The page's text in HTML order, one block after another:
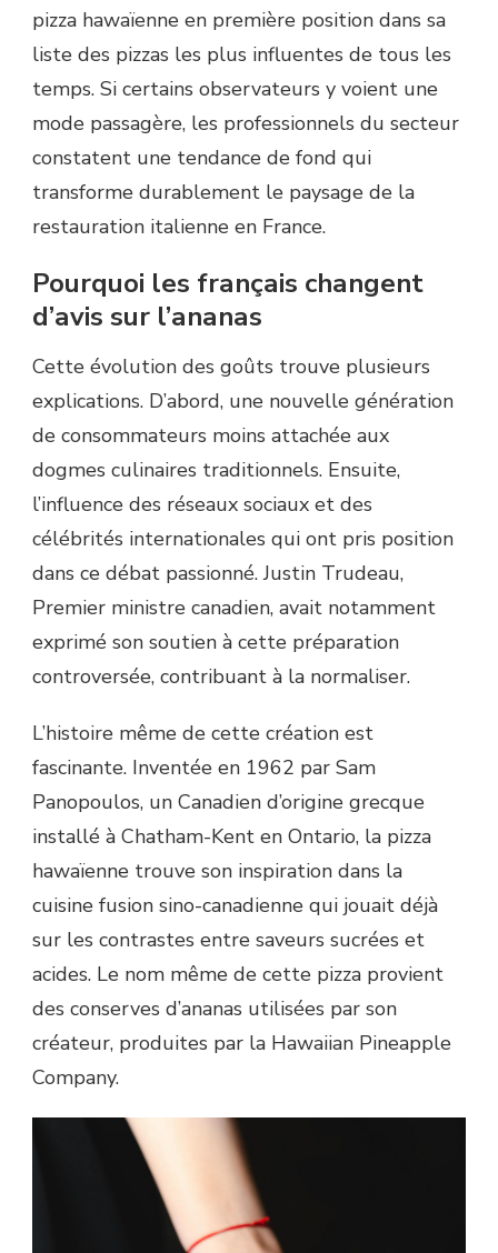
pizza hawaïenne en première position dans sa
liste des pizzas les plus influentes de tous les
temps. Si certains observateurs y voient une
mode passagère, les professionnels du secteur
constatent une tendance de fond qui
transforme durablement le paysage de la
restauration italienne en France.
Pourquoi les français changent
d’avis sur l’ananas
Cette évolution des goûts trouve plusieurs
explications. D’abord, une nouvelle génération
de consommateurs moins attachée aux
dogmes culinaires traditionnels. Ensuite,
l’influence des réseaux sociaux et des
célébrités internationales qui ont pris position
dans ce débat passionné. Justin Trudeau,
Premier ministre canadien, avait notamment
exprimé son soutien à cette préparation
controversée, contribuant à la normaliser.
L’histoire même de cette création est
fascinante. Inventée en 1962 par Sam
Panopoulos, un Canadien d’origine grecque
installé à Chatham-Kent en Ontario, la pizza
hawaïenne trouve son inspiration dans la
cuisine fusion sino-canadienne qui jouait déjà
sur les contrastes entre saveurs sucrées et
acides. Le nom même de cette pizza provient
des conserves d’ananas utilisées par son
créateur, produites par la Hawaiian Pineapple
Company.